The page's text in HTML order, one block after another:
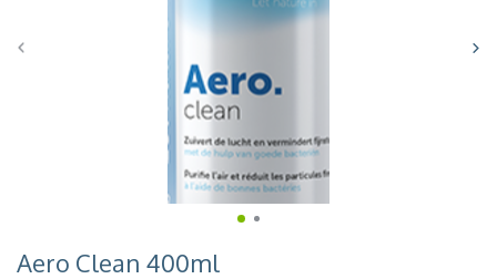
Aero Clean 400ml